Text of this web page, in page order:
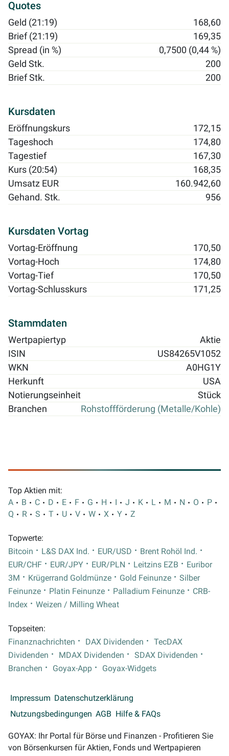
Quotes
Geld (21:19)
168,60
Brief (21:19)
169,35
Spread (in %)
0,7500 (0,44 %)
Geld Stk.
200
Brief Stk.
200
Kursdaten
Eröffnungskurs
172,15
Tageshoch
174,80
Tagestief
167,30
Kurs (20:54)
168,35
Umsatz EUR
160.942,60
Gehand. Stk.
956
Kursdaten Vortag
Vortag-Eröffnung
170,50
Vortag-Hoch
174,80
Vortag-Tief
170,50
Vortag-Schlusskurs
171,25
Stammdaten
Wertpapiertyp
Aktie
ISIN
US84265V1052
WKN
A0HG1Y
Herkunft
USA
Notierungseinheit
Stück
Branchen
Rohstoffförderung (Metalle/Kohle)
Top Aktien mit:
A
B C D E F G H I J K L M N O
P
Q
R S T U V W X Y Z
Topwerte:
Bitcoin
L&S DAX Ind. EUR/USD
Brent Rohöl Ind.
EUR/CHF
EUR/JPY EUR/PLN Leitzins EZB
Euribor
3M
Krügerrand Goldmünze Gold Feinunze
Silber
Feinunze
Platin Feinunze Palladium Feinunze
CRB-
Index
Weizen / Milling Wheat
Topseiten:
Finanznachrichten
DAX Dividenden
TecDAX
Dividenden
MDAX Dividenden
SDAX Dividenden
Branchen
Goyax-App Goyax-Widgets
Impressum Datenschutzerklärung
Nutzungsbedingungen AGB Hilfe & FAQs
GOYAX: Ihr Portal für Börse und Finanzen - Profitieren Sie
von Börsenkursen für Aktien, Fonds und Wertpapieren